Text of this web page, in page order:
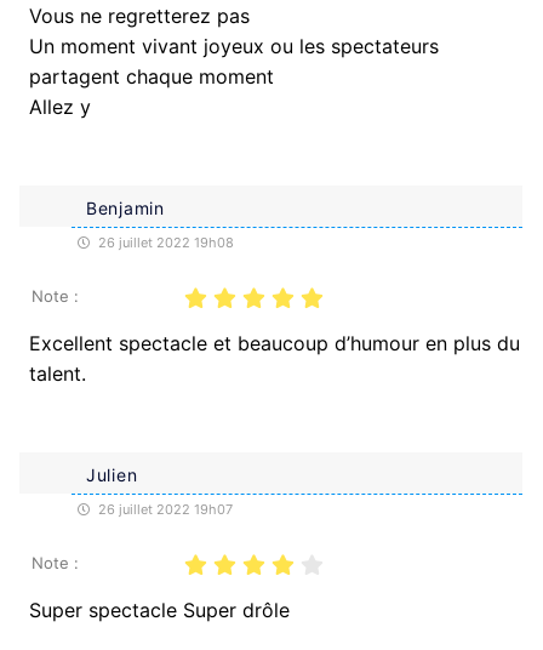
Vous ne regretterez pas
Un moment vivant joyeux ou les spectateurs
partagent chaque moment
Allez y
Benjamin
26 juillet 2022 19h08
Note :
Excellent spectacle et beaucoup d’humour en plus du
talent.
Julien
26 juillet 2022 19h07
Note :
Super spectacle Super drôle